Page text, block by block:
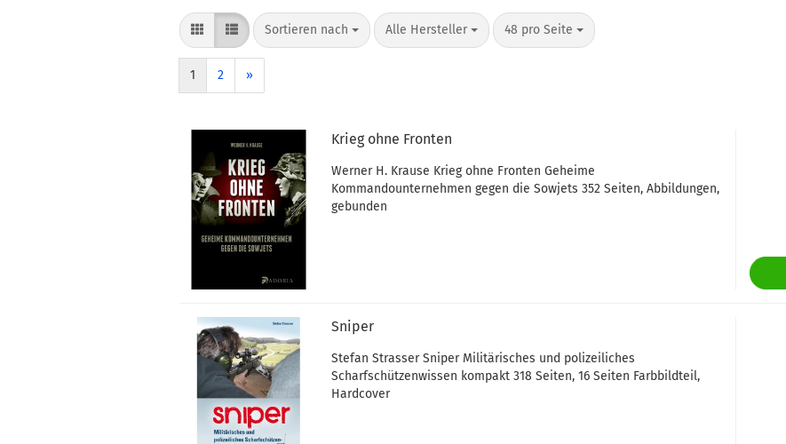
Sortieren nach
Sortieren nach Alle Hersteller
pro Seite 48 pro Seite
pro Seite
1 2 »
Krieg ohne Fronten
Werner H. Krause Krieg ohne Fronten Geheime
Kommandounternehmen gegen die Sowjets 352 Seiten, Abbildungen,
gebunden
Sniper
Stefan Strasser Sniper Militärisches und polizeiliches
Scharfschützenwissen kompakt 318 Seiten, 16 Seiten Farbbildteil,
Hardcover